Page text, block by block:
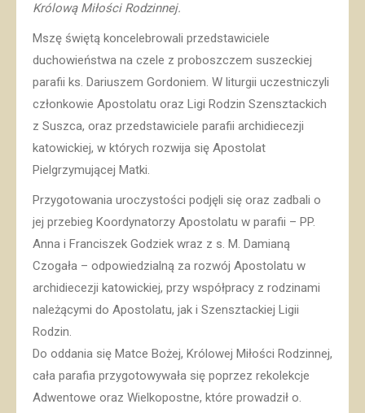
Królową Miłości Rodzinnej.
Mszę świętą koncelebrowali przedstawiciele
duchowieństwa na czele z proboszczem suszeckiej
parafii ks. Dariuszem Gordoniem. W liturgii uczestniczyli
członkowie Apostolatu oraz Ligi Rodzin Szensztackich
z Suszca, oraz przedstawiciele parafii archidiecezji
katowickiej, w których rozwija się Apostolat
Pielgrzymującej Matki.
Przygotowania uroczystości podjęli się oraz zadbali o
jej przebieg Koordynatorzy Apostolatu w parafii – PP.
Anna i Franciszek Godziek wraz z s. M. Damianą
Czogała – odpowiedzialną za rozwój Apostolatu w
archidiecezji katowickiej, przy współpracy z rodzinami
należącymi do Apostolatu, jak i Szensztackiej Ligii
Rodzin.
Do oddania się Matce Bożej, Królowej Miłości Rodzinnej,
cała parafia przygotowywała się poprzez rekolekcje
Adwentowe oraz Wielkopostne, które prowadził o.